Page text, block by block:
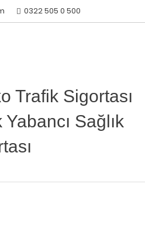
0322 505 0 500
Trafik Sigortası
Yabancı Sağlık